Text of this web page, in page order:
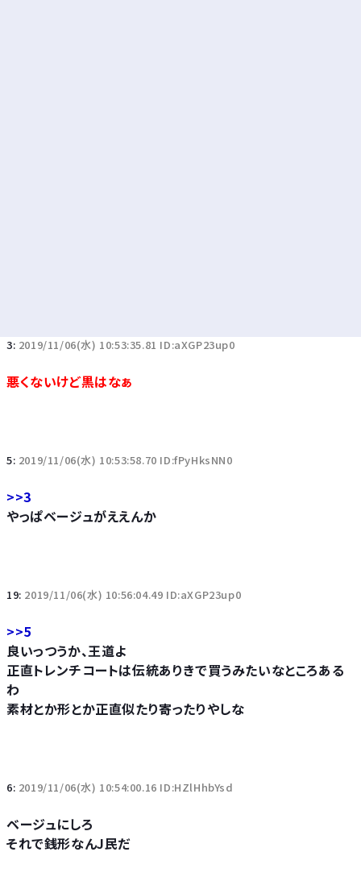
3: 2019/11/06(水) 10:53:35.81 ID:aXGP23up0
悪くないけど黒はなぁ
5: 2019/11/06(水) 10:53:58.70 ID:fPyHksNN0
>>3
やっぱベージュがええんか
19: 2019/11/06(水) 10:56:04.49 ID:aXGP23up0
>>5
良いっつうか、王道よ
正直トレンチコートは伝統ありきで買うみたいなところある
わ
素材とか形とか正直似たり寄ったりやしな
6: 2019/11/06(水) 10:54:00.16 ID:HZlHhbYsd
ベージュにしろ
それで銭形なんJ民だ